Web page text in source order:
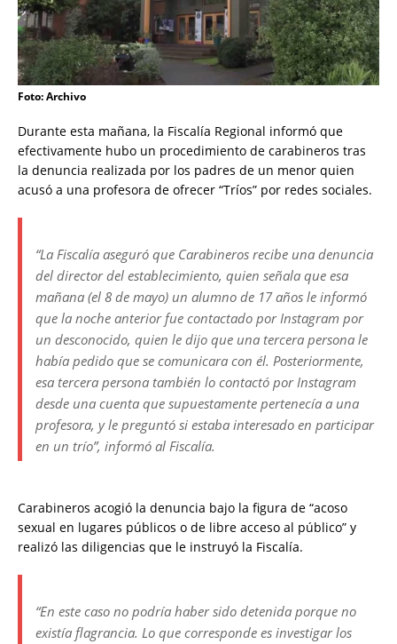
Foto: Archivo
Durante esta mañana, la Fiscalía Regional informó que
efectivamente hubo un procedimiento de carabineros tras
la denuncia realizada por los padres de un menor quien
acusó a una profesora de ofrecer “Tríos” por redes sociales.
“La Fiscalía aseguró que Carabineros recibe una denuncia
del director del establecimiento, quien señala que esa
mañana (el 8 de mayo) un alumno de 17 años le informó
que la noche anterior fue contactado por Instagram por
un desconocido, quien le dijo que una tercera persona le
había pedido que se comunicara con él. Posteriormente,
esa tercera persona también lo contactó por Instagram
desde una cuenta que supuestamente pertenecía a una
profesora, y le preguntó si estaba interesado en participar
en un trío”, informó al Fiscalía.
Carabineros acogió la denuncia bajo la figura de “acoso
sexual en lugares públicos o de libre acceso al público” y
realizó las diligencias que le instruyó la Fiscalía.
“En este caso no podría haber sido detenida porque no
existía flagrancia. Lo que corresponde es investigar los